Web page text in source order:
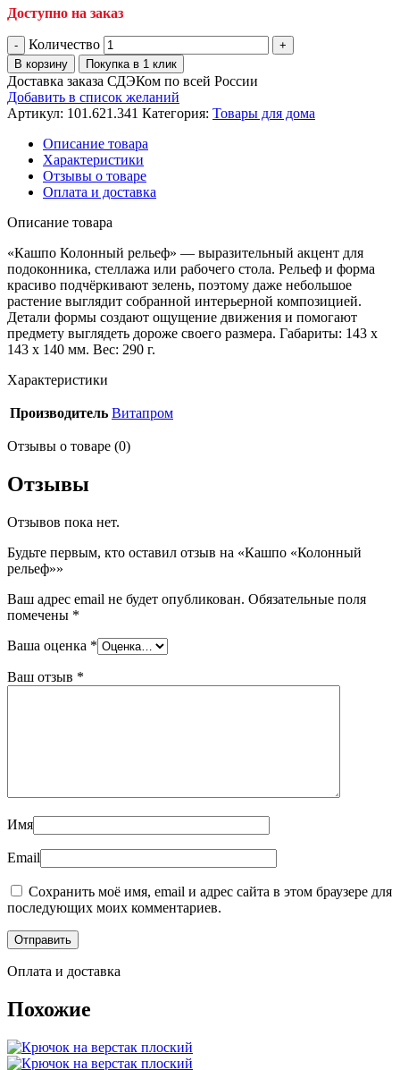
Доступно на заказ
Количество
В корзину Покупка в 1 клик
Доставка заказа СДЭКом по всей России
Добавить в список желаний
Артикул: 101.621.341 Категория: Товары для дома
Описание товара
Характеристики
Отзывы о товаре
Оплата и доставка
Описание товара
«Кашпо Колонный рельеф» — выразительный акцент для
подоконника, стеллажа или рабочего стола. Рельеф и форма
красиво подчёркивают зелень, поэтому даже небольшое
растение выглядит собранной интерьерной композицией.
Детали формы создают ощущение движения и помогают
предмету выглядеть дороже своего размера. Габариты: 143 x
143 x 140 мм. Вес: 290 г.
Характеристики
Производитель Витапром
Отзывы о товаре (0)
Отзывы
Отзывов пока нет.
Будьте первым, кто оставил отзыв на «Кашпо «Колонный
рельеф»»
Ваш адрес email не будет опубликован. Обязательные поля
помечены *
Ваша оценка *
Ваш отзыв *
Имя
Email
Сохранить моё имя, email и адрес сайта в этом браузере для
последующих моих комментариев.
Оплата и доставка
Похожие